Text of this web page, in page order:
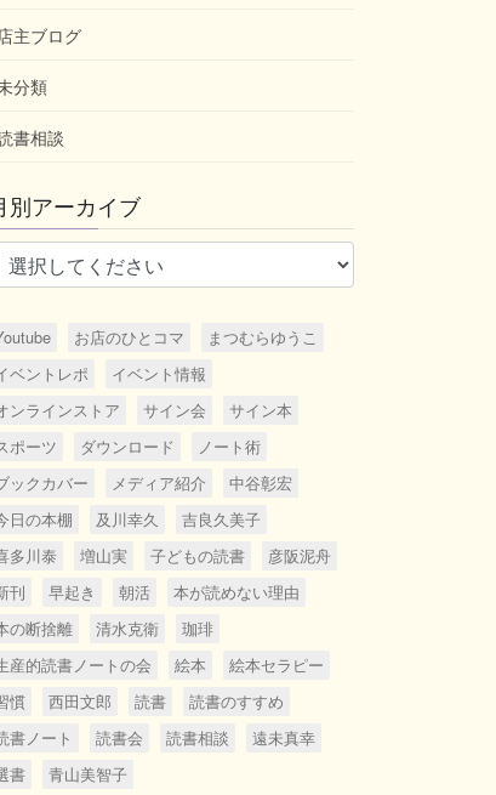
主ブログ
分類
書相談
別アーカイブ
お店のひとコマ
まつむらゆうこ
ベントレポ
イベント情報
ンラインストア
サイン会
サイン本
ポーツ
ダウンロード
ノート術
ックカバー
メディア紹介
中谷彰宏
日の本棚
及川幸久
吉良久美子
多川泰
増山実 子どもの読書
彦阪泥舟
刊
早起き 朝活
本が読めない理由
の断捨離
清水克衛
珈琲
産的読書ノートの会
絵本
絵本セラピー
慣
西田文郎 読書
読書のすすめ
書ノート
読書会 読書相談
遠未真幸
書
青山美智子